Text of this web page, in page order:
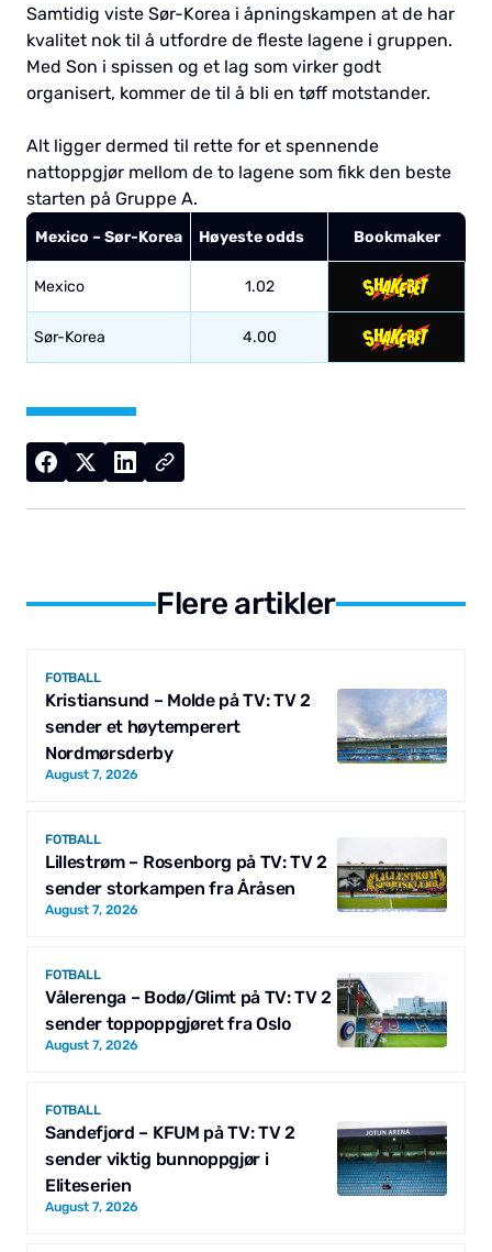
Samtidig viste Sør-Korea i åpningskampen at de har
kvalitet nok til å utfordre de fleste lagene i gruppen.
Med Son i spissen og et lag som virker godt
organisert, kommer de til å bli en tøff motstander.
Alt ligger dermed til rette for et spennende
nattoppgjør mellom de to lagene som fikk den beste
starten på Gruppe A.
Mexico – Sør-Korea Høyeste odds Bookmaker
Mexico 1.02
Sør-Korea 4.00
Flere artikler
FOTBALL
Kristiansund – Molde på TV: TV 2
sender et høytemperert
Nordmørsderby
August 7, 2026
FOTBALL
Lillestrøm – Rosenborg på TV: TV 2
sender storkampen fra Åråsen
August 7, 2026
FOTBALL
Vålerenga – Bodø/Glimt på TV: TV 2
sender toppoppgjøret fra Oslo
August 7, 2026
FOTBALL
Sandefjord – KFUM på TV: TV 2
sender viktig bunnoppgjør i
Eliteserien
August 7, 2026